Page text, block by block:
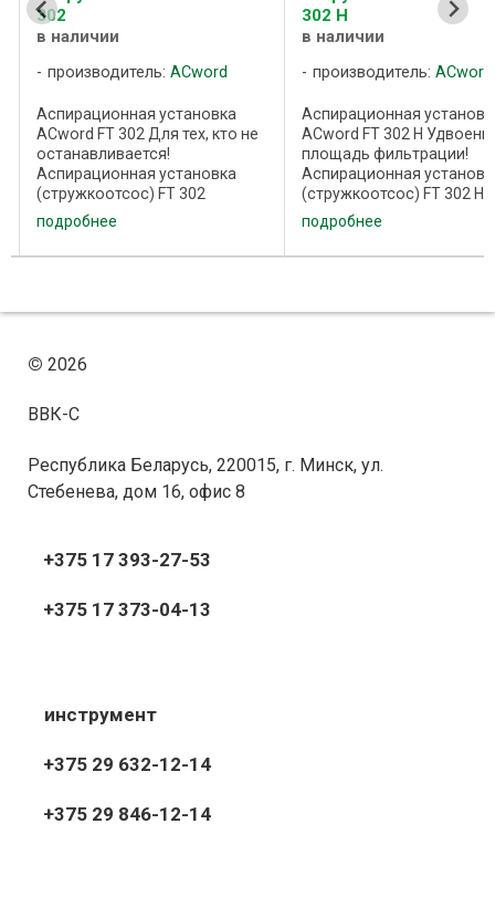
302
в наличии
производитель: ACword
Аспирационная установка
ACword FT 302 Для тех, кто не
останавливается!
Аспирационная установка
(стружкоотсос) FT 302
производства компании
ACword (Чехия) применяется
для удаления стружки, опилок,
станков, а ...
подробнее
302 H
в наличии
производитель: ACword
Аспирационная
ACword FT 302 H
площадь фильтрации!
Аспирационная
(стружкоотсос) FT 302 Н
производства компании
ACword (Чехия)
для удаления стружки,
станков, а ...
подробнее
© 2026
ВВК-С
Республика Беларусь, 220015, г. Минск, ул.
Стебенева, дом 16, офис 8
+375 17 393-27-53
+375 17 373-04-13
инструмент
+375 29 632-12-14
+375 29 846-12-14